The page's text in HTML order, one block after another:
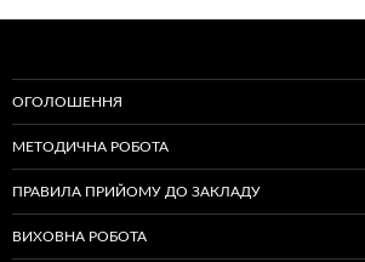
ОГОЛОШЕННЯ
МЕТОДИЧНА РОБОТА
ПРАВИЛА ПРИЙОМУ ДО ЗАКЛАДУ
ВИХОВНА РОБОТА